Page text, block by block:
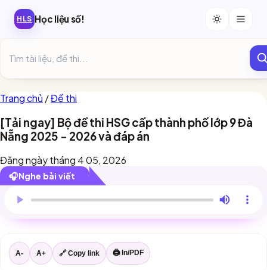
HLS Học liệu số!
Trang chủ /Đề thi
[Tải ngay] Bộ đề thi HSG cấp thành phố lớp 9 Đà
Nẵng 2025 - 2026 và đáp án
Đăng ngày tháng 4 05, 2026
🎧Nghe bài viết
Trình duyệt này chưa hỗ trợ đọc bài viết.
A- A+ 🔗 Copy link 🖨 In/PDF